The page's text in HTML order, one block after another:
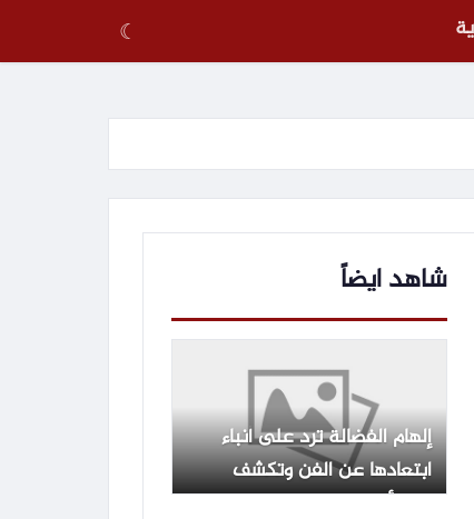
☾
شاهد ايضاً
إلهام الفضالة ترد على أنباء
ابتعادها عن الفن وتكشف
مفاجأة